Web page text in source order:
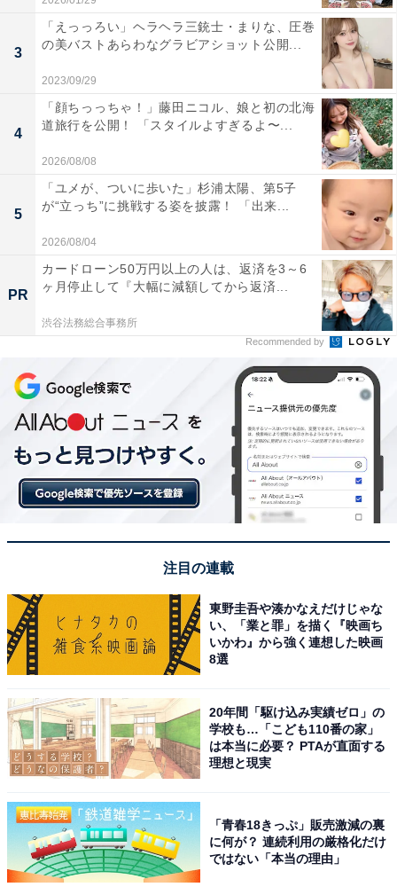
3
「えっっろい」ヘラヘラ三銃士・まりな、圧巻
の美バストあらわなグラビアショット公開...
2023/09/29
4
「顔ちっっちゃ！」藤田ニコル、娘と初の北海
道旅行を公開！ 「スタイルよすぎるよ〜...
2026/08/08
5
「ユメが、ついに歩いた」杉浦太陽、第5子
が“立っち”に挑戦する姿を披露！ 「出来...
2026/08/04
PR
カードローン50万円以上の人は、返済を3～6
ヶ月停止して『大幅に減額してから返済...
渋谷法務総合事務所
Recommended by
注目の連載
東野圭吾や湊かなえだけじゃな
い、「業と罪」を描く『映画ち
いかわ』から強く連想した映画
8選
20年間「駆け込み実績ゼロ」の
学校も…「こども110番の家」
は本当に必要？ PTAが直面する
理想と現実
「青春18きっぷ」販売激減の裏
に何が？ 連続利用の厳格化だけ
ではない「本当の理由」